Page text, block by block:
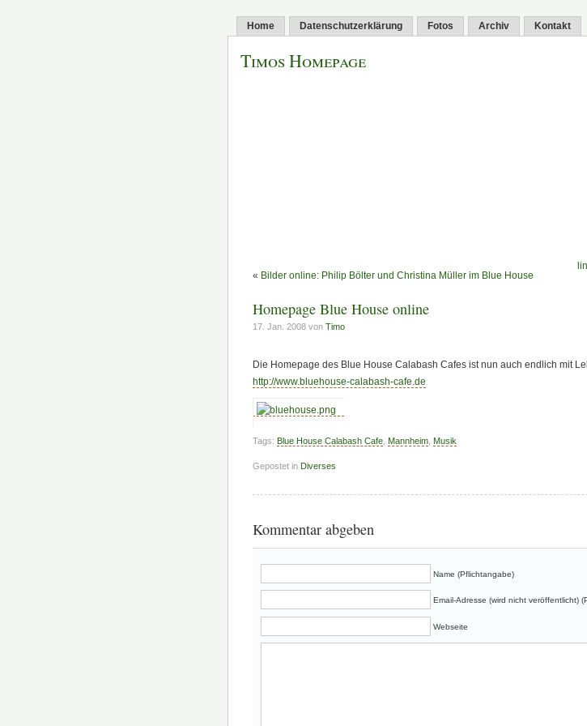
Home Datenschutzerklärung Fotos Archiv Kontakt
Timos Homepage
« Bilder online: Philip Bölter und Christina Müller im Blue House
Homepage Blue House online
17. Jan. 2008 von Timo
Die Homepage des Blue House Calabash Cafes ist nun auch endlich mit
http://www.bluehouse-calabash-cafe.de
Tags: Blue House Calabash Cafe Mannheim Musik
Gepostet in Diverses
Kommentar abgeben
Name (Pflichtangabe)
Email-Adresse (wird nicht veröffentlicht)
Webseite